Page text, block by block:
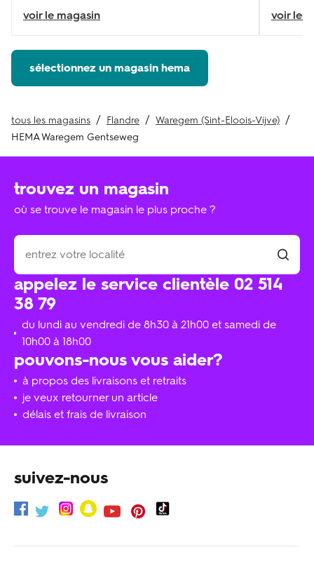
voir le magasin
voir le
sélectionnez un magasin hema
tous les magasins Flandre
Waregem (Sint-Eloois-Vijve)
HEMA Waregem Gentseweg
pouvons-nous vous aider?
à propos des livraisons et retraits
je veux retourner un article
délais et frais de livraison
appelez le service clientèle 02 514
38 79
du lundi au vendredi de 8h30 à 21h00 et samedi de
10h00 à 18h00
trouvez un magasin
où se trouve le magasin le plus proche ?
suivez-nous